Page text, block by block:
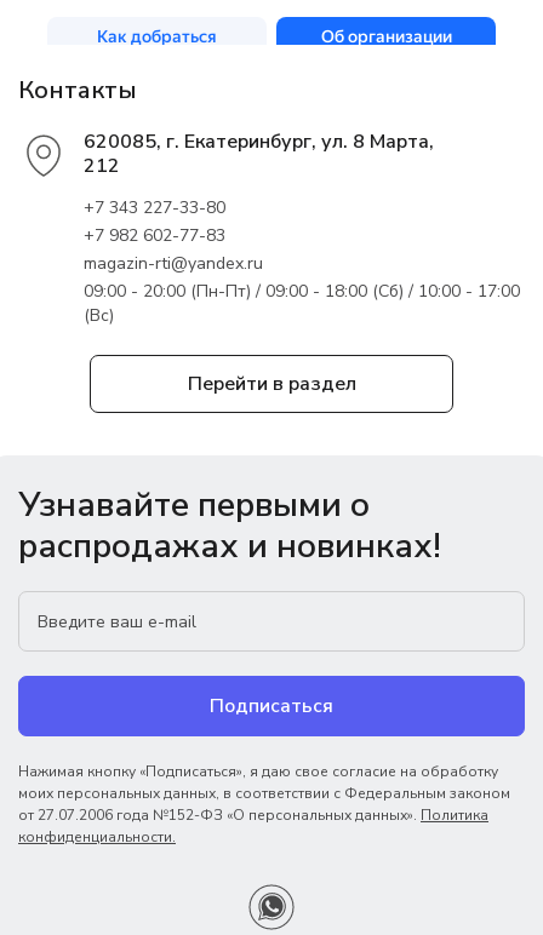
Перейти в раздел
Контакты
620085, г. Екатеринбург, ул. 8 Марта,
212
+7 343 227-33-80
+7 982 602-77-83
magazin-rti@yandex.ru
09:00 - 20:00 (Пн-Пт) / 09:00 - 18:00 (Сб) / 10:00 - 17:00
(Вс)
Узнавайте первыми о
распродажах и новинках!
Подписаться
Нажимая кнопку «Подписаться», я даю свое согласие на обработку
моих персональных данных, в соответствии с Федеральным законом
от 27.07.2006 года №152-ФЗ «О персональных данных». Политика
конфиденциальности.